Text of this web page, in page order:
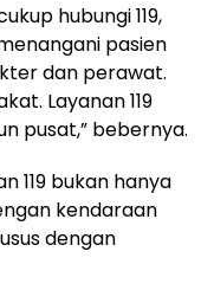
hubungi 119,
pasien
dan perawat.
Layanan 119
pusat,” bebernya.
119 bukan hanya
kendaraan
dengan